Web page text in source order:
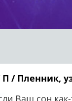
/ Пленник,
Ваш сон